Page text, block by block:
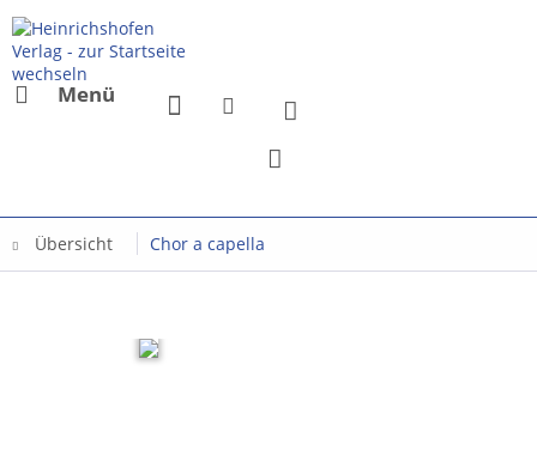
Menü
Übersicht Chor a capella